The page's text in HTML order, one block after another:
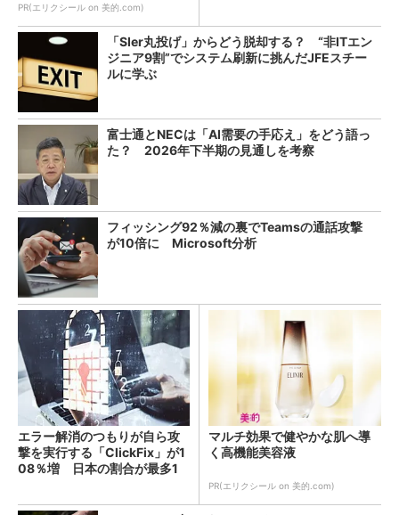
PR(エリクシール on 美的.com)
「SIer丸投げ」からどう脱却する？ “非ITエン
ジニア9割”でシステム刷新に挑んだJFEスチー
ルに学ぶ
富士通とNECは「AI需要の手応え」をどう語っ
た？ 2026年下半期の見通しを考察
フィッシング92％減の裏でTeamsの通話攻撃
が10倍に Microsoft分析
エラー解消のつもりが自ら攻
撃を実行する「ClickFix」が1
08％増 日本の割合が最多1
マルチ効果で健やかな肌へ導
く高機能美容液
PR(エリクシール on 美的.com)